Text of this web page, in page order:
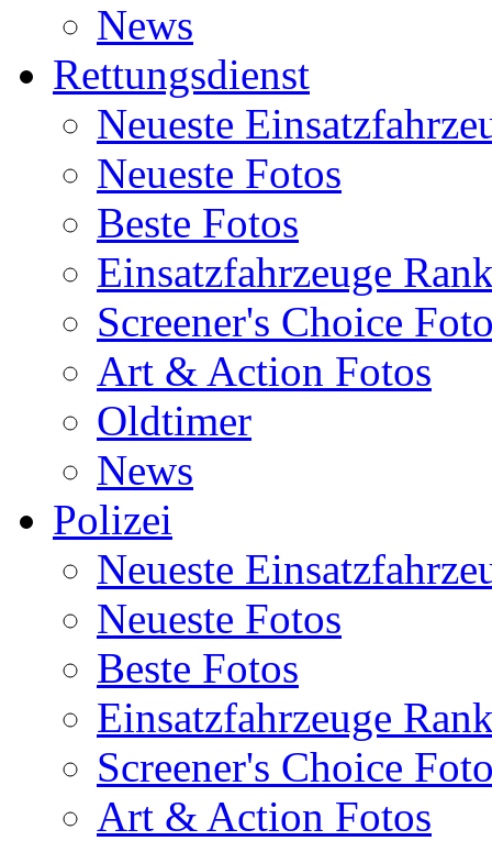
News
Rettungsdienst
Neueste
Neueste Fotos
Beste Fotos
Einsatzfahrzeuge
Screener's Choice
Art & Action Fotos
Oldtimer
News
Polizei
Neueste
Neueste Fotos
Beste Fotos
Einsatzfahrzeuge
Screener's Choice
Art & Action Fotos